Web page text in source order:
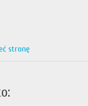
stronę